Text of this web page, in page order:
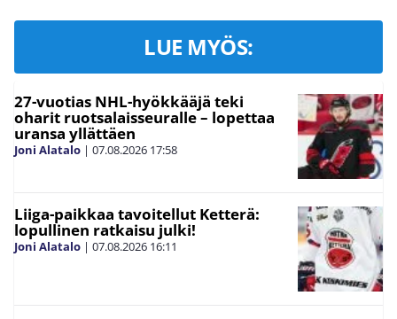
LUE MYÖS:
27-vuotias NHL-hyökkääjä teki
oharit ruotsalaisseuralle – lopettaa
uransa yllättäen
Joni Alatalo | 07.08.2026 17:58
Liiga-paikkaa tavoitellut Ketterä:
lopullinen ratkaisu julki!
Joni Alatalo | 07.08.2026 16:11